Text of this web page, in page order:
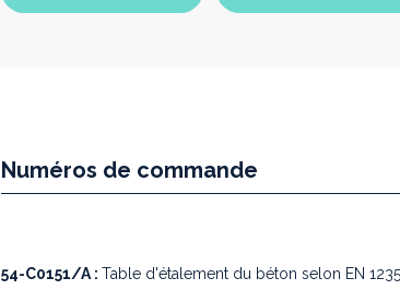
Numéros de commande
54-C0151/A : Table d'étalement du béton selon EN